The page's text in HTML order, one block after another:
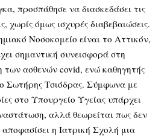
προσπάθησε να διασκεδάσει τις
χωρίς όμως ισχυρές διαβεβαιώσεις.
Νοσοκομείο είναι το Αττικόν,
σημαντική συνεισφορά στη
των ασθενών covid, ενώ καθηγητής
ο Σωτήρης Τσιόδρας. Σύμφωνα με
στο Υπουργείο Υγείας υπάρχει
αλλά θεωρείται πως δεν
η Ιατρική Σχολή μια